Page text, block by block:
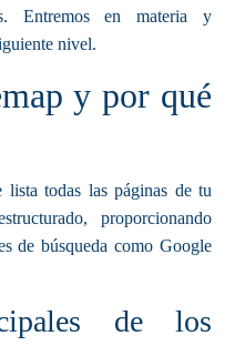
Entremos en materia y
nivel.
y por qué
todas las páginas de tu
proporcionando
de búsqueda como Google
de los